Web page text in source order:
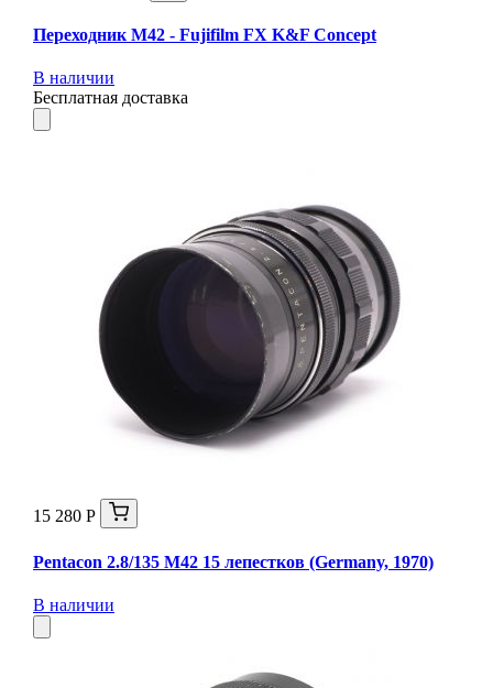
Переходник M42 - Fujifilm FX K&F Concept
В наличии
Бесплатная доставка
15 280 Р
Pentacon 2.8/135 M42 15 лепестков (Germany, 1970)
В наличии